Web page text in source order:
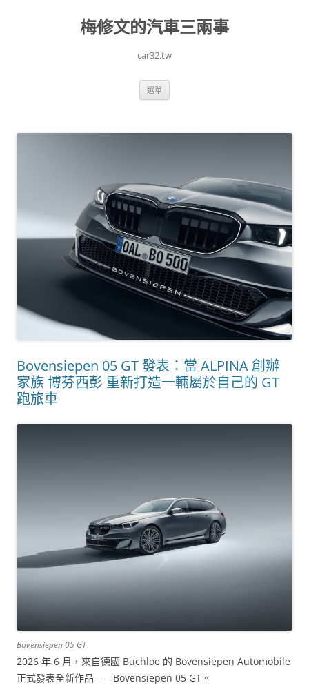
梅修文的汽車三兩事
car32.tw
選單
Bovensiepen 05 GT 發表：當 ALPINA 創辦
家族 博芬西彭 重新打造一輛屬於自己的 GT
跑旅車
Bovensiepen 05 GT
2026 年 6 月，來自德國 Buchloe 的 Bovensiepen Automobile
正式發表全新作品——Bovensiepen 05 GT。